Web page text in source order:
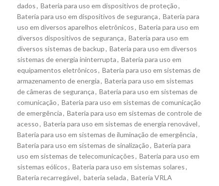
dados, Bateria para uso em dispositivos de proteção,
Bateria para uso em dispositivos de segurança, Bateria para
uso em diversos aparelhos eletrônicos, Bateria para uso em
diversos dispositivos de segurança, Bateria para uso em
diversos sistemas de backup, Bateria para uso em diversos
sistemas de energia ininterrupta, Bateria para uso em
equipamentos eletrônicos, Bateria para uso em sistemas de
armazenamento de energia, Bateria para uso em sistemas
de câmeras de segurança, Bateria para uso em sistemas de
comunicação, Bateria para uso em sistemas de comunicação
de emergência, Bateria para uso em sistemas de controle de
acesso, Bateria para uso em sistemas de energia renovável,
Bateria para uso em sistemas de iluminação de emergência,
Bateria para uso em sistemas de sinalização, Bateria para
uso em sistemas de telecomunicações, Bateria para uso em
sistemas eólicos, Bateria para uso em sistemas solares,
Bateria recarregável, bateria selada, Bateria VRLA